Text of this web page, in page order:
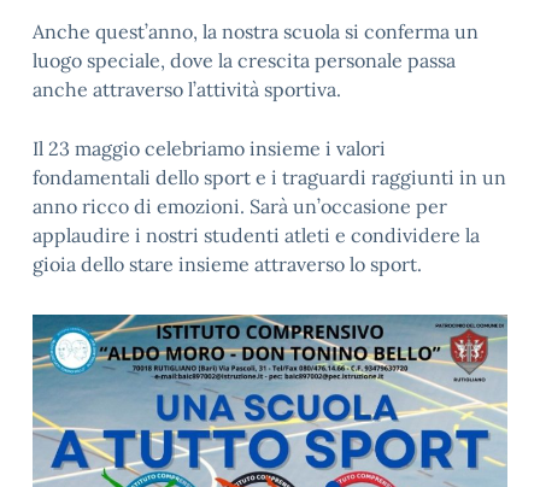
Anche quest’anno, la nostra scuola si conferma un
luogo speciale, dove la crescita personale passa
anche attraverso l’attività sportiva.
Il 23 maggio celebriamo insieme i valori
fondamentali dello sport e i traguardi raggiunti in un
anno ricco di emozioni. Sarà un’occasione per
applaudire i nostri studenti atleti e condividere la
gioia dello stare insieme attraverso lo sport.